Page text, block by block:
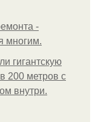
-
многим.
гигaнтскую
200 метров с
внутри.